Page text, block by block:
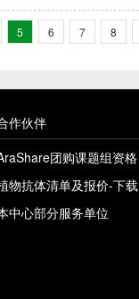
5 6 7 8
作伙伴
团购课题组资格
物抗体清单及报价-下载
中心部分服务单位